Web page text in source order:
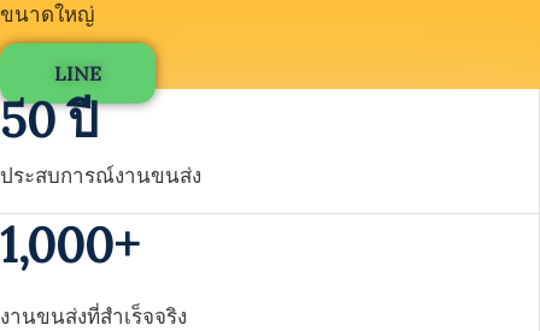
ขนาดใหญ่
LINE
50 ปี
ประสบการณ์งานขนส่ง
1,000+
งานขนส่งที่สำเร็จจริง